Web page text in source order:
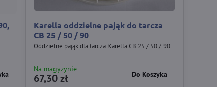
Karella oddzielne pająk do tarcza
CB 25 / 50 / 90
Oddzielne pająk dla tarcza Karella CB 25 / 50 / 90
Na magyzynie
67,30 zł Do Koszyka